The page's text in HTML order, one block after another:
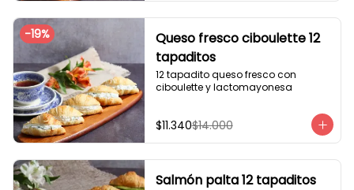
-19%
Queso fresco ciboulette 12
tapaditos
12 tapadito queso fresco con
ciboulette y lactomayonesa
$11.340$14.000
Salmón palta 12 tapaditos